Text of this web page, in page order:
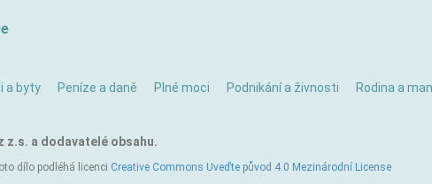
a byty Peníze a daně Plné moci Podnikání a živnosti Rodina a
z.s. a dodavatelé obsahu.
dílo podléhá licenci Creative Commons Uveďte původ 4.0 Mezinárodní License